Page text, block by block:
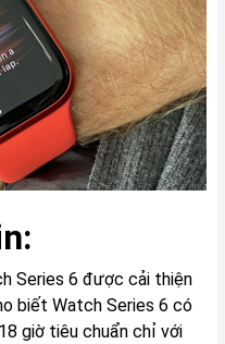
Series 6 được cải thiện
biết Watch Series 6 có
giờ tiêu chuẩn chỉ với